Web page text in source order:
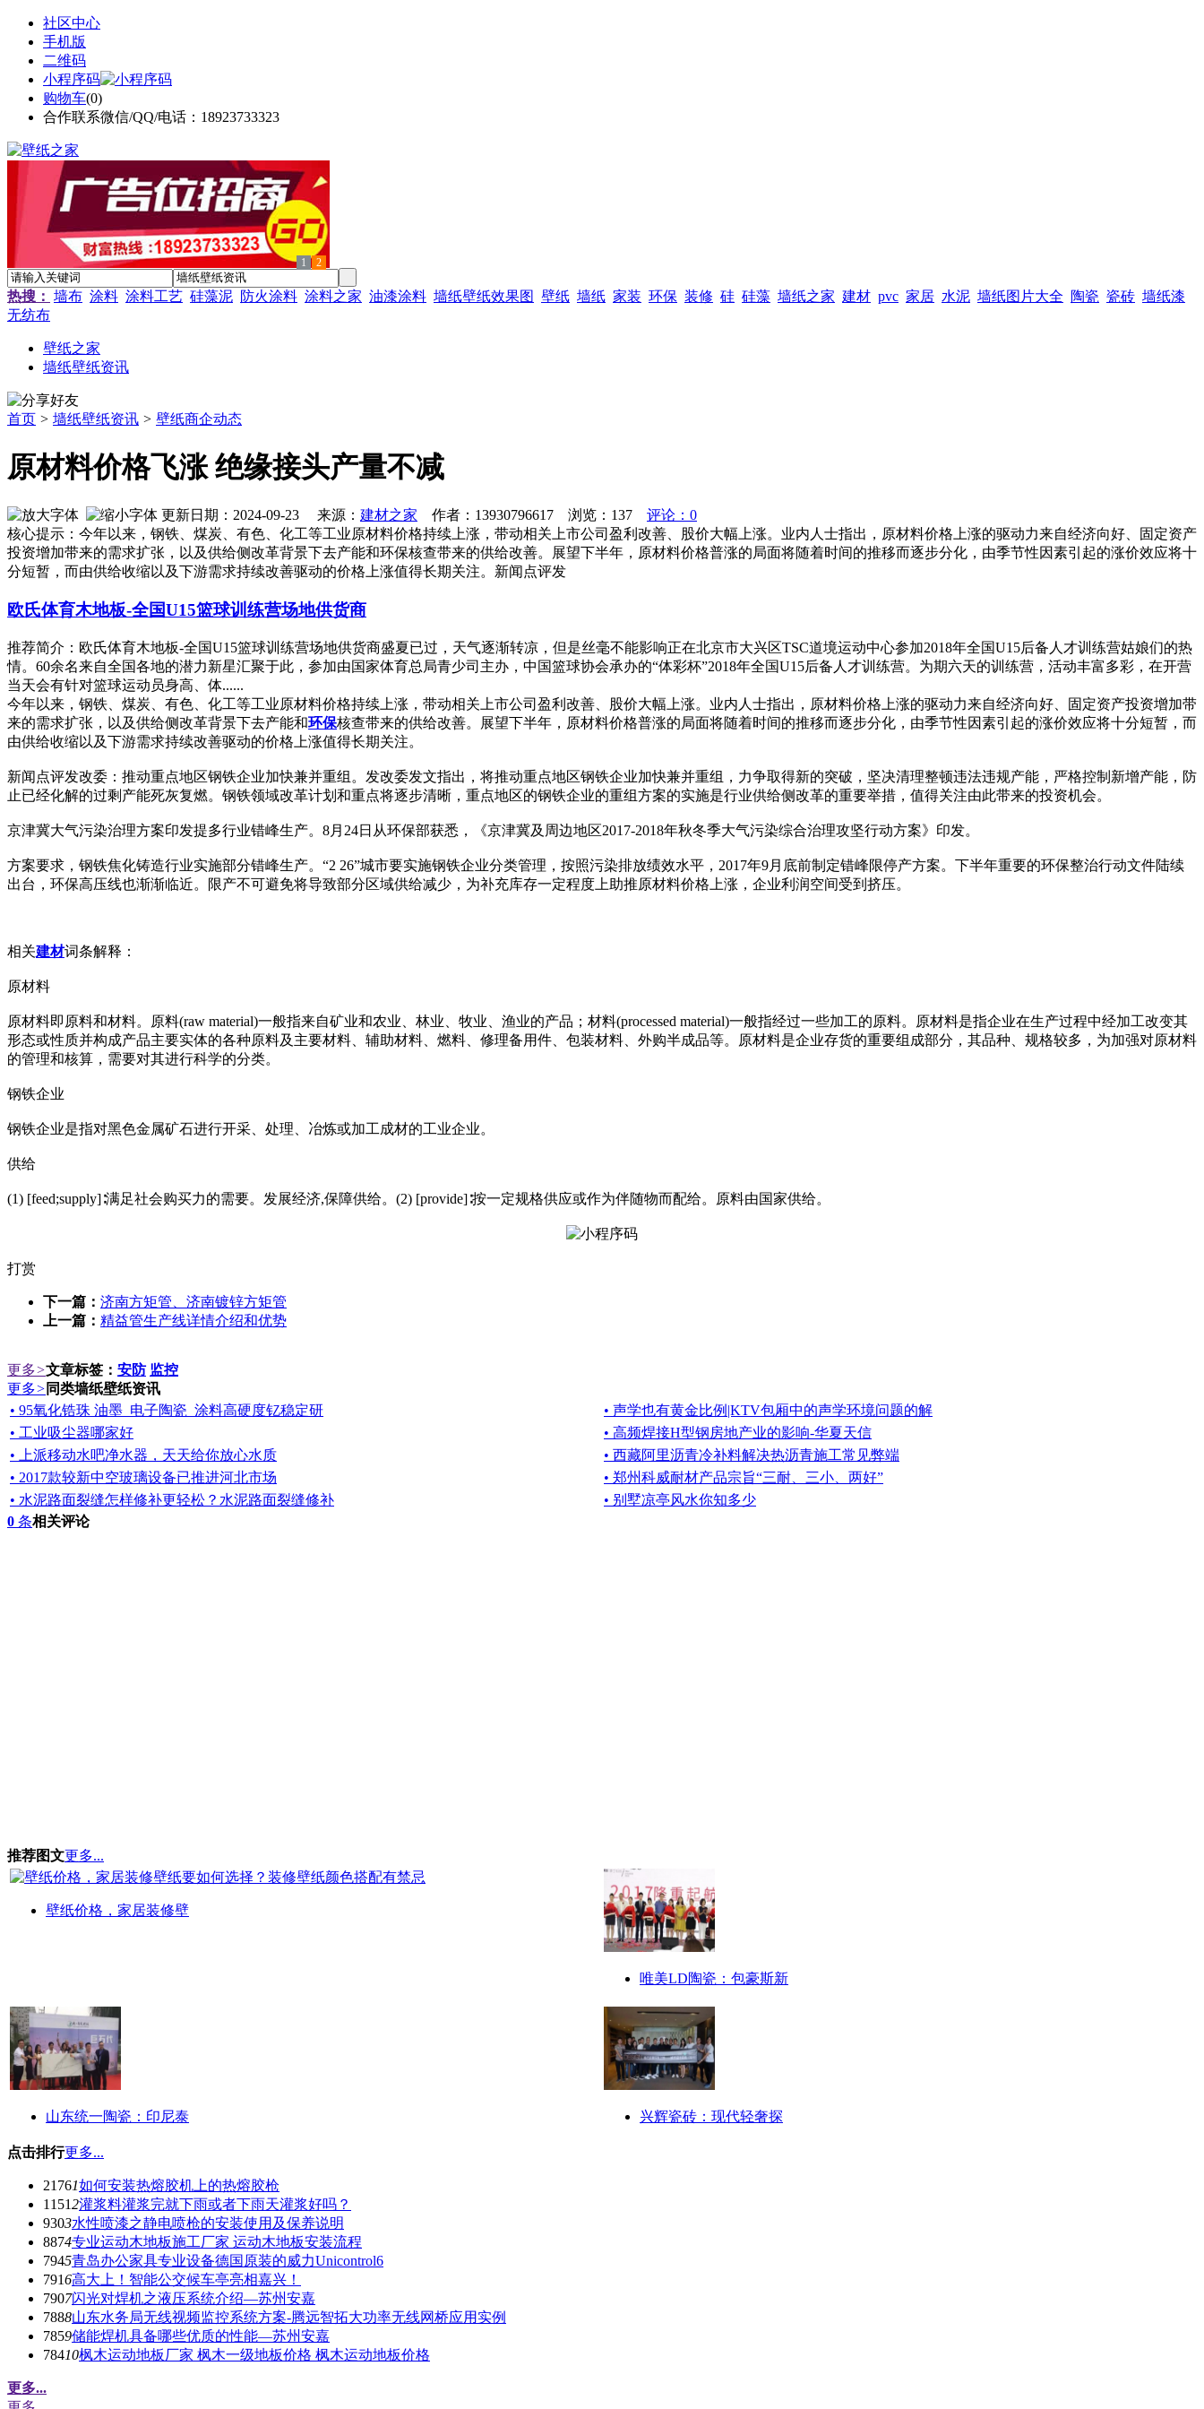
社区中心
手机版
二维码
小程序码
购物车(0)
合作联系微信/QQ/电话：18923733323
1 2
热搜： 墙布 涂料 涂料工艺 硅藻泥 防火涂料 涂料之家 油漆涂料 墙纸壁纸效果图 壁纸 墙纸 家装 环保 装修 硅 硅藻 墙纸之家 建材 pvc 家居 水泥 墙纸图片大全 陶瓷 瓷砖 墙纸漆
无纺布
壁纸之家
墙纸壁纸资讯
首页 > 墙纸壁纸资讯 > 壁纸商企动态
原材料价格飞涨 绝缘接头产量不减
更新日期：2024-09-23 来源： 建材之家 作者：13930796617 浏览： 137
评论：0
核心提示：今年以来，钢铁、煤炭、有色、化工等工业原材料价格持续上涨，带动相关上市公司盈利改善、股价大幅上涨。业内人士指出，原材料价格上涨的驱动力来自经济向好、固定资产
投资增加带来的需求扩张，以及供给侧改革背景下去产能和环保核查带来的供给改善。展望下半年，原材料价格普涨的局面将随着时间的推移而逐步分化，由季节性因素引起的涨价效应将十
分短暂，而由供给收缩以及下游需求持续改善驱动的价格上涨值得长期关注。新闻点评发
欧氏体育木地板-全国U15篮球训练营场地供货商
推荐简介：欧氏体育木地板-全国U15篮球训练营场地供货商盛夏已过，天气逐渐转凉，但是丝毫不能影响正在北京市大兴区TSC道境运动中心参加2018年全国U15后备人才训练营姑娘们的热
情。60余名来自全国各地的潜力新星汇聚于此，参加由国家体育总局青少司主办，中国篮球协会承办的“体彩杯”2018年全国U15后备人才训练营。为期六天的训练营，活动丰富多彩，在开营
当天会有针对篮球运动员身高、体......
今年以来，钢铁、煤炭、有色、化工等工业原材料价格持续上涨，带动相关上市公司盈利改善、股价大幅上涨。业内人士指出，原材料价格上涨的驱动力来自经济向好、固定资产投资增加带
来的需求扩张，以及供给侧改革背景下去产能和环保核查带来的供给改善。展望下半年，原材料价格普涨的局面将随着时间的推移而逐步分化，由季节性因素引起的涨价效应将十分短暂，而
由供给收缩以及下游需求持续改善驱动的价格上涨值得长期关注。
新闻点评发改委：推动重点地区钢铁企业加快兼并重组。发改委发文指出，将推动重点地区钢铁企业加快兼并重组，力争取得新的突破，坚决清理整顿违法违规产能，严格控制新增产能，防
止已经化解的过剩产能死灰复燃。钢铁领域改革计划和重点将逐步清晰，重点地区的钢铁企业的重组方案的实施是行业供给侧改革的重要举措，值得关注由此带来的投资机会。
京津冀大气污染治理方案印发提多行业错峰生产。8月24日从环保部获悉，《京津冀及周边地区2017-2018年秋冬季大气污染综合治理攻坚行动方案》印发。
方案要求，钢铁焦化铸造行业实施部分错峰生产。“2 26”城市要实施钢铁企业分类管理，按照污染排放绩效水平，2017年9月底前制定错峰限停产方案。下半年重要的环保整治行动文件陆续
出台，环保高压线也渐渐临近。限产不可避免将导致部分区域供给减少，为补充库存一定程度上助推原材料价格上涨，企业利润空间受到挤压。
相关建材词条解释：
原材料
原材料即原料和材料。原料(raw material)一般指来自矿业和农业、林业、牧业、渔业的产品；材料(processed material)一般指经过一些加工的原料。原材料是指企业在生产过程中经加工改变其
形态或性质并构成产品主要实体的各种原料及主要材料、辅助材料、燃料、修理备用件、包装材料、外购半成品等。原材料是企业存货的重要组成部分，其品种、规格较多，为加强对原材料
的管理和核算，需要对其进行科学的分类。
钢铁企业
钢铁企业是指对黑色金属矿石进行开采、处理、冶炼或加工成材的工业企业。
供给
(1) [feed;supply]∶满足社会购买力的需要。发展经济,保障供给。(2) [provide]∶按一定规格供应或作为伴随物而配给。原料由国家供给。
打赏
下一篇： 济南方矩管、济南镀锌方矩管
上一篇： 精益管生产线详情介绍和优势
更多>文章标签： 安防 监控
更多> 同类墙纸壁纸资讯
• 95氧化锆珠 油墨_电子陶瓷_涂料高硬度钇稳定研
• 声学也有黄金比例|KTV包厢中的声学环境问题的解
• 工业吸尘器哪家好
• 高频焊接H型钢房地产业的影响-华夏天信
• 上派移动水吧净水器，天天给你放心水质
• 西藏阿里沥青冷补料解决热沥青施工常见弊端
• 2017款较新中空玻璃设备已推进河北市场
• 郑州科威耐材产品宗旨“三耐、三小、两好”
• 水泥路面裂缝怎样修补更轻松？水泥路面裂缝修补
• 别墅凉亭风水你知多少
0 条相关评论
推荐图文更多...
壁纸价格，家居装修壁
唯美LD陶瓷：包豪斯新
山东统一陶瓷：印尼泰 兴辉瓷砖：现代轻奢探
点击排行更多...
21761如何安装热熔胶机上的热熔胶枪
11512灌浆料灌浆完就下雨或者下雨天灌浆好吗？
9303水性喷漆之静电喷枪的安装使用及保养说明
8874专业运动木地板施工厂家 运动木地板安装流程
7945青岛办公家具专业设备德国原装的威力Unicontrol6
7916高大上！智能公交候车亭亮相嘉兴！
7907闪光对焊机之液压系统介绍—苏州安嘉
7888山东水务局无线视频监控系统方案-腾远智拓大功率无线网桥应用实例
7859储能焊机具备哪些优质的性能—苏州安嘉
78410枫木运动地板厂家 枫木一级地板价格 枫木运动地板价格
更多...